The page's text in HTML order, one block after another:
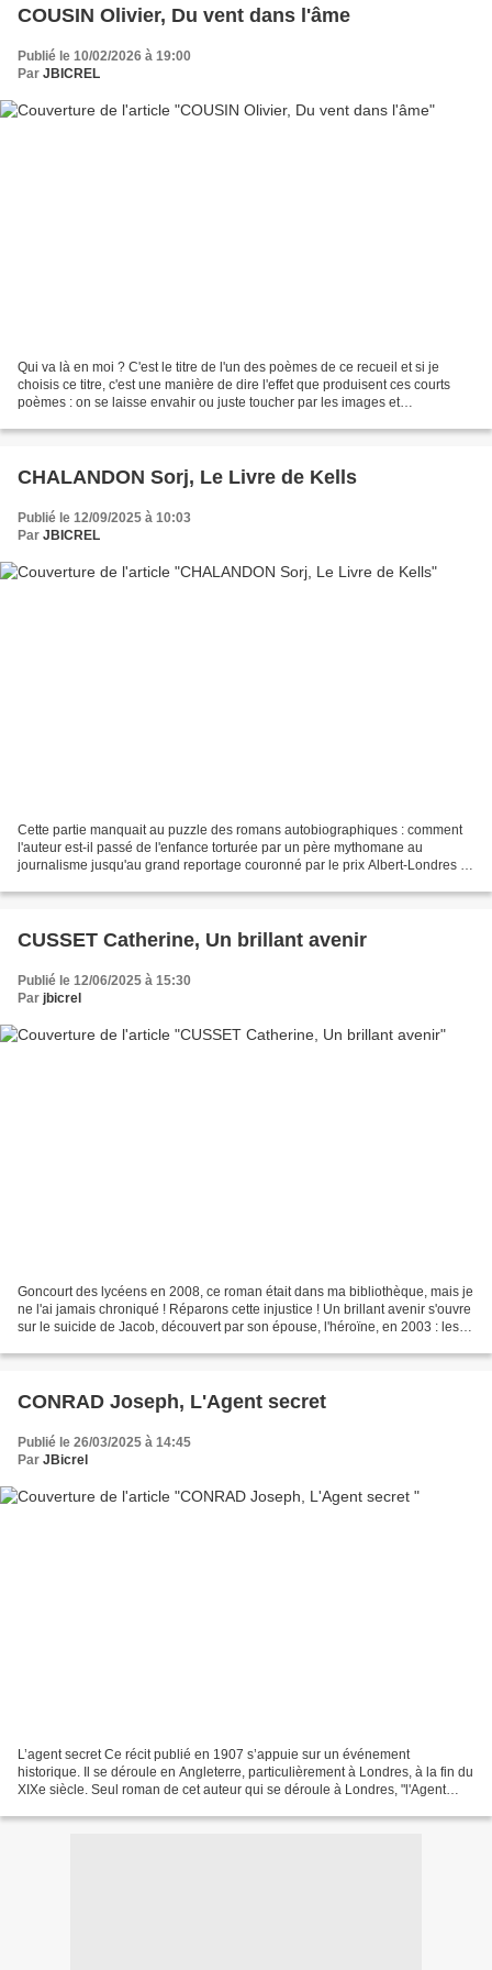
COUSIN Olivier, Du vent dans l'âme
Publié le 10/02/2026 à 19:00
Par JBICREL
Qui va là en moi ? C'est le titre de l'un des poèmes de ce recueil et si je
choisis ce titre, c'est une manière de dire l'effet que produisent ces courts
poèmes : on se laisse envahir ou juste toucher par les images et
CHALANDON Sorj, Le Livre de Kells
Publié le 12/09/2025 à 10:03
Par JBICREL
Cette partie manquait au puzzle des romans autobiographiques : comment
l'auteur est-il passé de l'enfance torturée par un père mythomane au
journalisme jusqu'au grand reportage couronné par le prix Albert-Londres ?
CUSSET Catherine, Un brillant avenir
Publié le 12/06/2025 à 15:30
Par jbicrel
Goncourt des lycéens en 2008, ce roman était dans ma bibliothèque, mais je
ne l'ai jamais chroniqué ! Réparons cette injustice ! Un brillant avenir s'ouvre
sur le suicide de Jacob, découvert par son épouse, l'héroïne, en 2003 : les
CONRAD Joseph, L'Agent secret
Publié le 26/03/2025 à 14:45
Par JBicrel
L’agent secret Ce récit publié en 1907 s’appuie sur un événement
historique. Il se déroule en Angleterre, particulièrement à Londres, à la fin du
XIXe siècle. Seul roman de cet auteur qui se déroule à Londres, "l'Agent